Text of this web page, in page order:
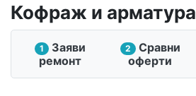
Кофраж и арматура
1
Заяви
ремонт
2
Сравни
оферти